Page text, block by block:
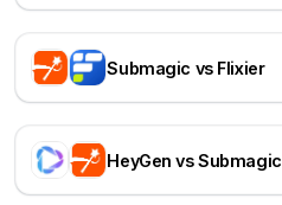
Submagic vs Flixier
HeyGen vs Submagic